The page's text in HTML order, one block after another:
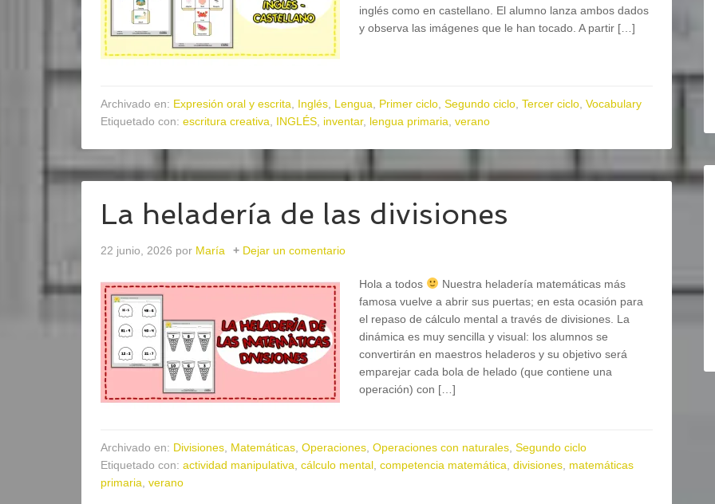
inglés como en castellano. El alumno lanza ambos dados
y observa las imágenes que le han tocado. A partir […]
Archivado en: Expresión oral y escrita Inglés Lengua Primer ciclo Segundo ciclo Tercer ciclo Vocabulary
Etiquetado con: escritura creativa INGLÉS inventar, lengua primaria verano
La heladería de las divisiones
22 junio, 2026 por María Dejar un comentario
Hola a todos
Nuestra heladería matemáticas más
famosa vuelve a abrir sus puertas; en esta ocasión para
el repaso de cálculo mental a través de divisiones. La
dinámica es muy sencilla y visual: los alumnos se
convertirán en maestros heladeros y su objetivo será
emparejar cada bola de helado (que contiene una
operación) con […]
Archivado en: Divisiones Matemáticas Operaciones Operaciones con naturales Segundo ciclo
Etiquetado con: actividad manipulativa cálculo mental competencia matemática divisiones matemáticas
primaria verano